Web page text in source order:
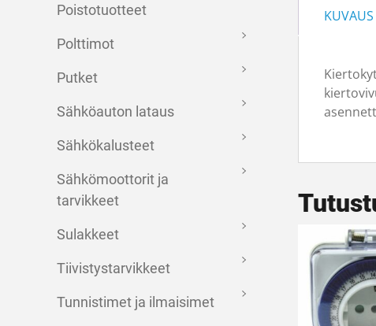
Poistotuotteet
Polttimot
Putket
Sähköauton lataus
Sähkökalusteet
Sähkömoottorit ja
tarvikkeet
Sulakkeet
Tiivistystarvikkeet
Tunnistimet ja ilmaisimet
KUVAUS